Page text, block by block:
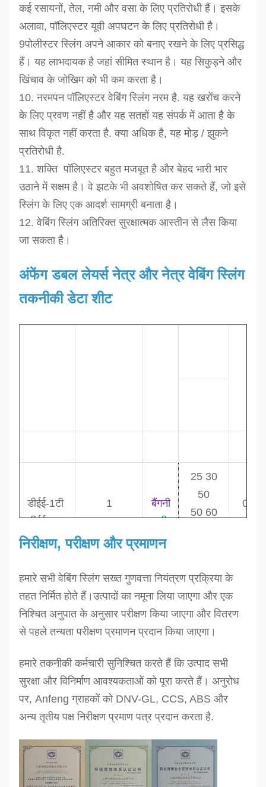
कई रसायनों, तेल, नमी और वसा के लिए प्रतिरोधी हैं। इसके
अलावा, पॉलिएस्टर यूवी अपघटन के लिए प्रतिरोधी है।
9पोलीस्टर स्लिंग अपने आकार को बनाए रखने के लिए प्रसिद्ध
हैं। यह लाभदायक है जहां सीमित स्थान है। यह सिकुड़ने और
खिंचाव के जोखिम को भी कम करता है।
10. नरमपन पॉलिएस्टर वेबिंग स्लिंग नरम है. यह खरोंच करने
के लिए प्रवण नहीं है और यह सतहों यह संपर्क में आता है के
साथ विकृत नहीं करता है. क्या अधिक है, यह मोड़ / झुकने
प्रतिरोधी है.
11. शक्ति ️ पॉलिएस्टर बहुत मजबूत है और बेहद भारी भार
उठाने में सक्षम है। वे झटके भी अवशोषित कर सकते हैं, जो इसे
स्लिंग के लिए एक आदर्श सामग्री बनाता है।
12. वेबिंग स्लिंग अतिरिक्त सुरक्षात्मक आस्तीन से लैस किया
जा सकता है।
अंफेंग डबल लेयर्स नेत्र और नेत्र वेबिंग स्लिंग
तकनीकी डेटा शीट
डीईई-1टी
डीईई-2T
डीईई-3T
1
2
3
बैंगनी
हरी
पीला
25 30
50
50 60
0.9
1.0
डीईई-5T
डीईई-6T
5
6
लाल
भूरा
100
120
120
150
150
150
180
200
डीईई-8T 8 नीला
200
240
निरीक्षण, परीक्षण और प्रमाणन
हमारे सभी वेबिंग स्लिंग सख्त गुणवत्ता नियंत्रण प्रक्रिया के
तहत निर्मित होते हैं।उत्पादों का नमूना लिया जाएगा और एक
निश्चित अनुपात के अनुसार परीक्षण किया जाएगा और वितरण
से पहले तन्यता परीक्षण प्रमाणन प्रदान किया जाएगा।
हमारे तकनीकी कर्मचारी सुनिश्चित करते हैं कि उत्पाद सभी
सुरक्षा और विनिर्माण आवश्यकताओं को पूरा करते हैं। अनुरोध
पर, Anfeng ग्राहकों को DNV-GL, CCS, ABS और
अन्य तृतीय पक्ष निरीक्षण प्रमाण पत्र प्रदान करता है.